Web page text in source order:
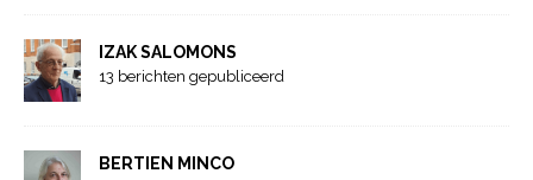
IZAK SALOMONS
13 berichten gepubliceerd
BERTIEN MINCO